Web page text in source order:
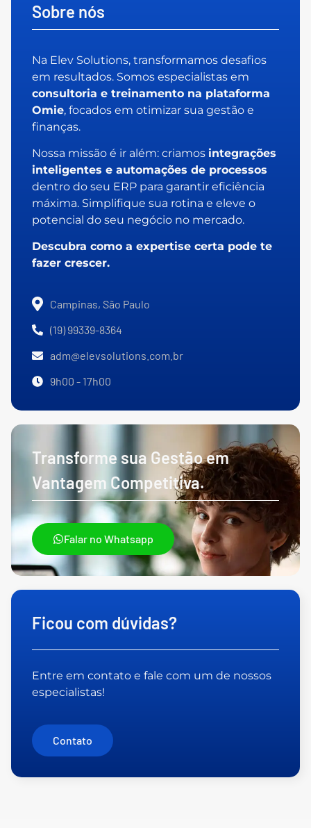
Sobre nós
Na Elev Solutions, transformamos desafios
em resultados. Somos especialistas em
consultoria e treinamento na plataforma
Omie, focados em otimizar sua gestão e
finanças.
Nossa missão é ir além: criamos integrações
inteligentes e automações de processos
dentro do seu ERP para garantir eficiência
máxima. Simplifique sua rotina e eleve o
potencial do seu negócio no mercado.
Descubra como a expertise certa pode te
fazer crescer.
Campinas, São Paulo
(19) 99339-8364
adm@elevsolutions.com.br
9h00 - 17h00
Transforme sua Gestão em
Vantagem Competitiva.
Falar no Whatsapp
Ficou com dúvidas?
Entre em contato e fale com um de nossos
especialistas!
Contato